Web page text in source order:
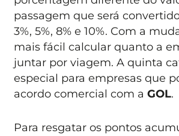
passagem que será
3%, 5%, 8% e 10%. Com a
mais fácil calcular quanto a
juntar por viagem. A quinta
especial para empresas que
acordo comercial com aGOL.
Para resgatar os pontos